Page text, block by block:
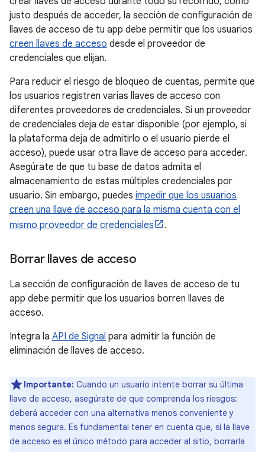
justo después de acceder, la sección de configuración de
llaves de acceso de tu app debe permitir que los usuarios
creen llaves de acceso desde el proveedor de
credenciales que elijan.
Para reducir el riesgo de bloqueo de cuentas, permite que
los usuarios registren varias llaves de acceso con
diferentes proveedores de credenciales. Si un proveedor
de credenciales deja de estar disponible (por ejemplo, si
la plataforma deja de admitirlo o el usuario pierde el
acceso), puede usar otra llave de acceso para acceder.
Asegúrate de que tu base de datos admita el
almacenamiento de estas múltiples credenciales por
usuario. Sin embargo, puedes impedir que los usuarios
creen una llave de acceso para la misma cuenta con el
mismo proveedor de credenciales
.
Borrar llaves de acceso
La sección de configuración de llaves de acceso de tu
app debe permitir que los usuarios borren llaves de
acceso.
Integra la API de Signal para admitir la función de
eliminación de llaves de acceso.
Importante: Cuando un usuario intente borrar su última
llave de acceso, asegúrate de que comprenda los riesgos:
deberá acceder con una alternativa menos conveniente y
menos segura. Es fundamental tener en cuenta que, si la llave
de acceso es el único método para acceder al sitio, borrarla